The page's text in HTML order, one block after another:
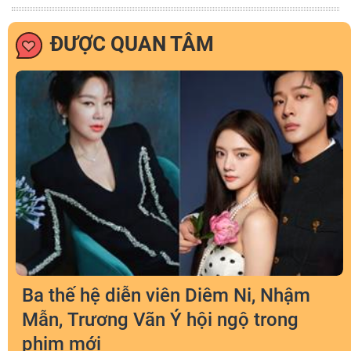
ĐƯỢC QUAN TÂM
Ba thế hệ diễn viên Diêm Ni, Nhậm
Mẫn, Trương Vãn Ý hội ngộ trong
phim mới